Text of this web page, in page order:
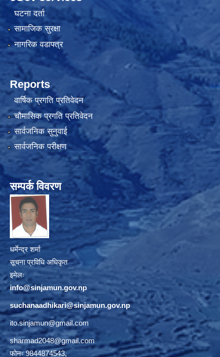
घटना दर्ता
सामाजिक सुरक्षा
नागरिक वडापत्र
Reports
वार्षिक प्रगति प्रतिवेदन
चौमासिक प्रगति प्रतिवेदन
सार्वजनिक सुनुवाई
सार्वजनिक परीक्षण
सम्पर्क विवरण
धर्मेन्द्र शर्मा
सूचना प्रविधि अधिकृत
इमेलः
info@sinjamun.gov.np
suchanaadhikari@sinjamun.gov.np
ito.sinjamun@gmail.com
sharmad2048@gmail.com
फोनः 9844874543,